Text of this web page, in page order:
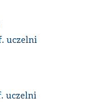
uczelni
uczelni